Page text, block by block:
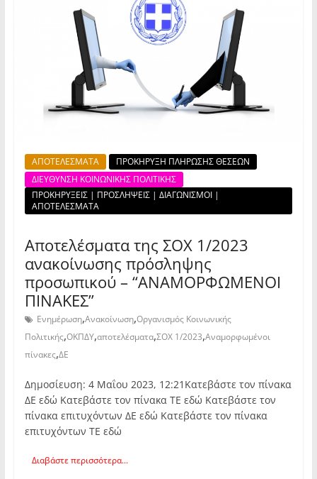
ΑΠΟΤΕΛΕΣΜΑΤΑ
ΠΡΟΚΗΡΥΞΗ ΠΛΗΡΩΣΗΣ ΘΕΣΕΩΝ
ΔΙΕΥΘΥΝΣΗ ΚΟΙΝΩΝΙΚΗΣ ΠΟΛΙΤΙΚΗΣ
ΠΡΟΚΗΡΥΞΕΙΣ | ΠΡΟΣΛΗΨΕΙΣ | ΔΙΑΓΩΝΙΣΜΟΙ |
ΑΠΟΤΕΛΕΣΜΑΤΑ
Αποτελέσματα της ΣΟΧ 1/2023
ανακοίνωσης πρόσληψης
προσωπικού – “ΑΝΑΜΟΡΦΩΜΕΝΟΙ
ΠΙΝΑΚΕΣ”
Ενημέρωση,Ανακοίνωση,Οργανισμός Κοινωνικής
Πολιτικής,ΟΚΠΔΥ,αποτελέσματα,ΣΟΧ 1/2023,Αναμορφωμένοι
πίνακες,ΔΕ
Δημοσίευση: 4 Μαΐου 2023, 12:21Κατεβάστε τον πίνακα
ΔΕ εδώ Κατεβάστε τον πίνακα ΤΕ εδώ Κατεβάστε τον
πίνακα επιτυχόντων ΔΕ εδώ Κατεβάστε τον πίνακα
επιτυχόντων ΤΕ εδώ
Διαβάστε περισσότερα...